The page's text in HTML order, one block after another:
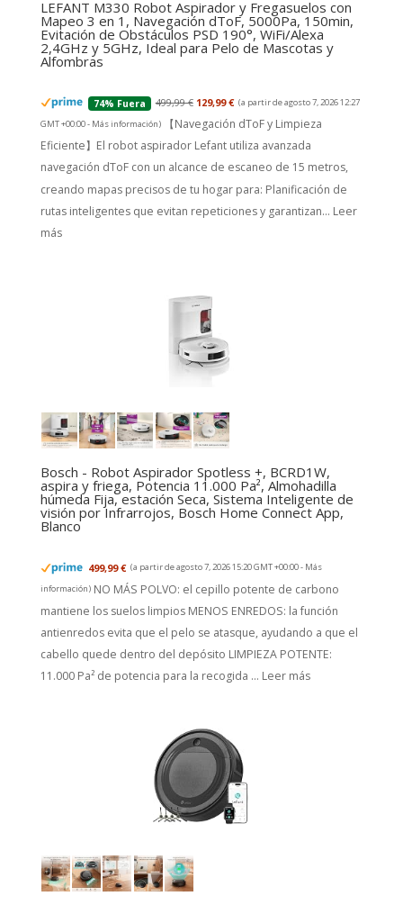
LEFANT M330 Robot Aspirador y Fregasuelos con
Mapeo 3 en 1, Navegación dToF, 5000Pa, 150min,
Evitación de Obstáculos PSD 190°, WiFi/Alexa
2,4GHz y 5GHz, Ideal para Pelo de Mascotas y
Alfombras
74% Fuera 499,99 € 129,99 € (a partir de agosto 7, 2026 12:27
GMT +00:00 - Más información)
【Navegación dToF y Limpieza
Eficiente】El robot aspirador Lefant utiliza avanzada
navegación dToF con un alcance de escaneo de 15 metros,
creando mapas precisos de tu hogar para: Planificación de
rutas inteligentes que evitan repeticiones y garantizan... Leer
más
Bosch - Robot Aspirador Spotless +, BCRD1W,
aspira y friega, Potencia 11.000 Pa², Almohadilla
húmeda Fija, estación Seca, Sistema Inteligente de
visión por Infrarrojos, Bosch Home Connect App,
Blanco
499,99 € (a partir de agosto 7, 2026 15:20 GMT +00:00 - Más
información) NO MÁS POLVO: el cepillo potente de carbono
mantiene los suelos limpios MENOS ENREDOS: la función
antienredos evita que el pelo se atasque, ayudando a que el
cabello quede dentro del depósito LIMPIEZA POTENTE:
11.000 Pa² de potencia para la recogida ... Leer más